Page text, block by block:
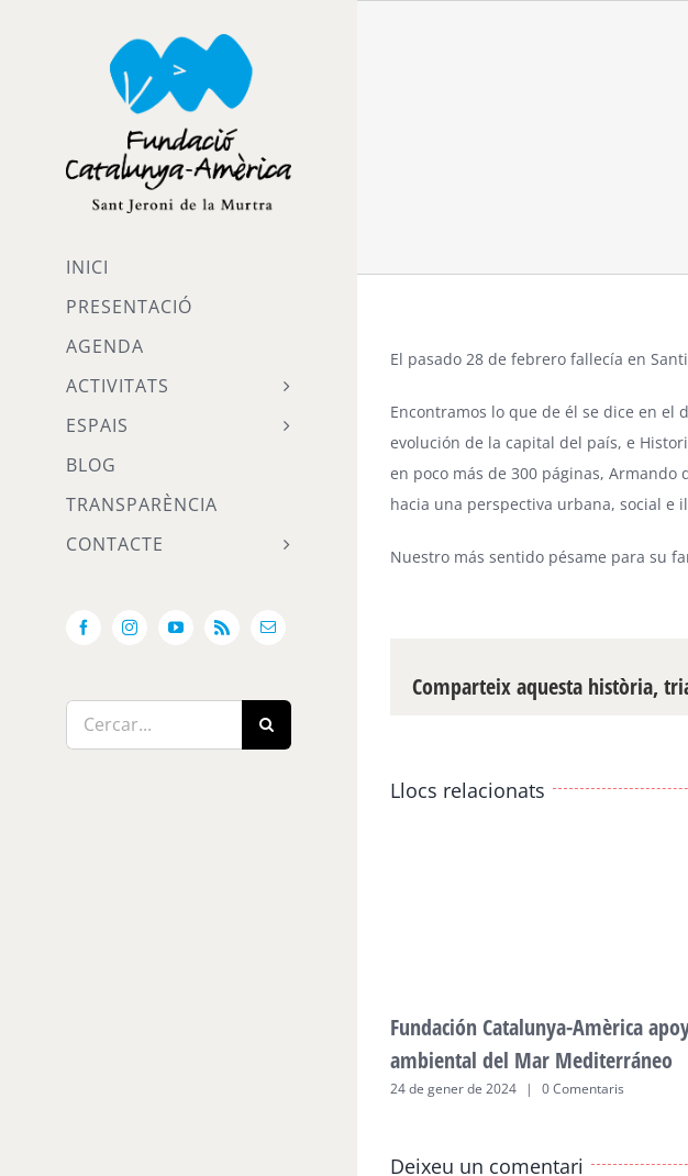
INICI
PRESENTACIÓ
AGENDA
ACTIVITATS
ESPAIS
BLOG
TRANSPARÈNCIA
CONTACTE
FacebookInstagramYouTube
Rss Email:
Cerca
…
El pasado 28 de febrero fallecía en
Encontramos lo que de él se dice en el
evolución de la capital del país, e
en poco más de 300 páginas,
hacia una perspectiva urbana, social e
Nuestro más sentido pésame para su
Comparteix aquesta història,
Llocs relacionats
Fundación Catalunya-Amèrica
ambiental del Mar Mediterráneo
24 de gener de 2024 | 0 Comentaris
Deixeu un comentari